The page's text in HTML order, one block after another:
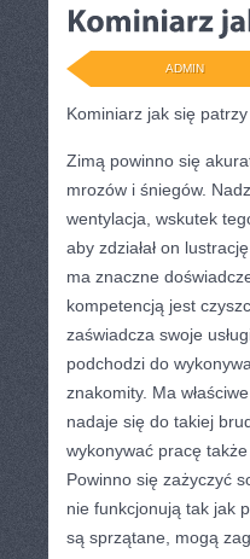
ADMIN
Kominiarz jak się patrzy
Zimą powinno się
mrozów i śniegów.
wentylacja, wskutek
aby zdziałał on
ma znaczne
kompetencją jest
zaświadcza swoje
podchodzi do
znakomity. Ma
nadaje się do takiej
wykonywać pracę
Powinno się zażyczyć
nie funkcjonują tak jak
są sprzątane, mogą